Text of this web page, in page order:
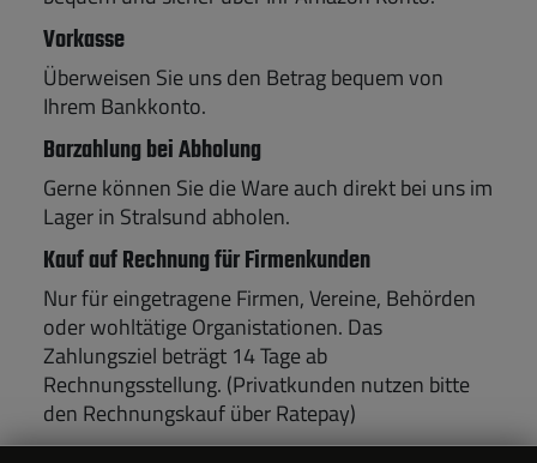
Vorkasse
Überweisen Sie uns den Betrag bequem von
Ihrem Bankkonto.
Barzahlung bei Abholung
Gerne können Sie die Ware auch direkt bei uns im
Lager in Stralsund abholen.
Kauf auf Rechnung für Firmenkunden
Nur für eingetragene Firmen, Vereine, Behörden
oder wohltätige Organistationen. Das
Zahlungsziel beträgt 14 Tage ab
Rechnungsstellung. (Privatkunden nutzen bitte
den Rechnungskauf über Ratepay)